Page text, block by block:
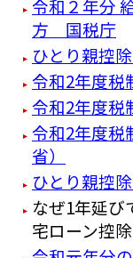
令和２年分
方 国税庁
ひとり親控
令和2年度
令和2年度税
令和2年度
省）
ひとり親控
なぜ1年延
宅ローン控